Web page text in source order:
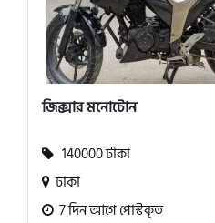
জিক্সার মনোটোন
140000 টাকা
ঢাকা
7 দিন আগে পোস্টকৃত